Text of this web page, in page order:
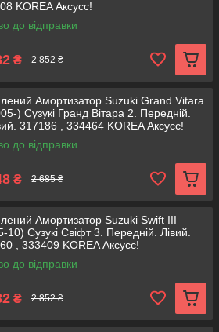
KOREA Аксусс!
до відправки
₴ 2 852 ₴
Амортизатор Suzuki Grand Vitara
) Сузукі Гранд Вітара 2. Передній.
317186 , 334464 KOREA Аксусс!
до відправки
₴ 2 685 ₴
Амортизатор Suzuki Swift III
10) Сузукі Свіфт 3. Передній. Лівий.
, 333409 KOREA Аксусс!
до відправки
₴ 2 852 ₴